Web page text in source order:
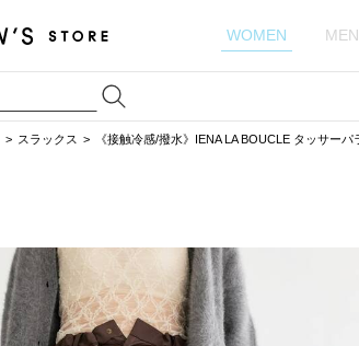
WOMEN MEN
スラックス 《接触冷感/撥水》IENA LA BOUCLE タッサー